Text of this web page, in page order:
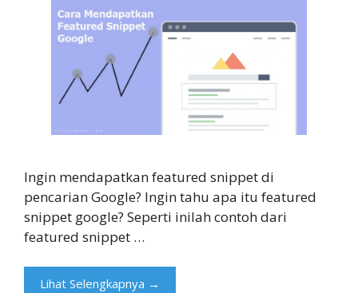
Ingin mendapatkan featured snippet di
pencarian Google? Ingin tahu apa itu featured
snippet google? Seperti inilah contoh dari
featured snippet …
Lihat Selengkapnya →